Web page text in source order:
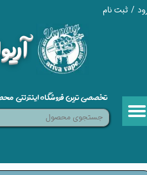
/ ثبت نام
حساب کاربری من
خروج از حساب کاربری
تخصصی ترین فروشگاه اینترنتی